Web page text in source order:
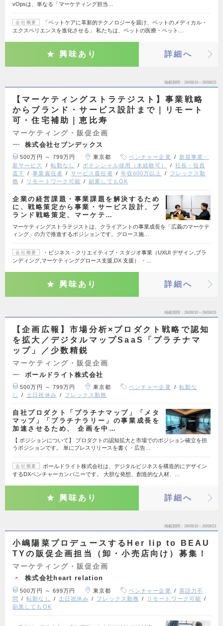
vOpsは、単なる「マーケティング担当…
会社概要
「ペットケアに革新的テクノロジーを届け、ペットのメディカル・
エクスペリエンスを進化させる」 私たちは、ペットの医療・ペット…
興味あり 詳細へ
掲載期間 26/08/10～26/08/23
【マーケティングストラテジスト】事業戦略
からブランド・サービス設計まで｜リモート
可・住宅補助｜恵比寿
マーケティング・販促企画
株式会社セブンデックス
500万円 ～ 799万円 東京都 ベンチャー企業
新規事業・
新サービス
転勤なし ポテンシャル採用（未経験可）
社長・役員
直下
事業責任者 サービス責任者 年収600万以上
フレックス勤
務
リモートワーク可能 副業してもOK
企業の経営課題・事業課題を解決するため
に、戦略策定から事業・サービス設計、ブ
ランド戦略策定、マーケテ…
マーケティングストラテジストは、クライアントの事業成長を「広義のマーケテ
ィング」の力で推進するポジションです。グロース施…
会社概要
・ビジネス・クリエイティブ・スタジオ事業（UXUI デザイン,ブラ
ンディング,マーケティンググロース支援,DX 支援） ・…
興味あり 詳細へ
掲載期間 26/08/10～26/08/23
【企画広報】市場分析×プロダクト戦略で認知
を拡大／デジタルマップSaaS「プラチナマ
ップ」／少数精鋭
マーケティング・販促企画
ボールドライト株式会社
500万円 ～ 799万円 東京都 ベンチャー企業
転勤な
し
土日祝休み フレックス勤務
自社プロダクト「プラチナマップ」「メタ
マップ」「プラチナラリー」の事業成長を
加速させるため、 企画を中…
【 ポジションについて】 プロダクトの認知拡大と市場でのポジション確立を担
うポジションです。 単にプレスリリースを書く・広告…
会社概要
ボールドライト株式会社は、デジタルビジネスを構造的にデザイン
するDXベンチャーカンパニーです。 大胆な発想、創造的な人材、…
興味あり 詳細へ
掲載期間 26/08/10～26/08/23
小嶋陽菜プロデュースするHer lip to BEAU
TYの販促企画担当（卸・小売店向け）募集！
マーケティング・販促企画
株式会社heart relation
500万円 ～ 699万円 東京都 ベンチャー企業
英語力不
問
転勤なし 土日祝休み フレックス勤務
リモートワーク可能
副業してもOK